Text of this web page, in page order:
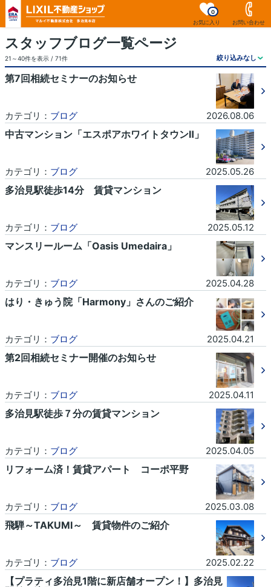
お気に入り
0
お問い合わせ
スタッフブログ一覧ページ
21～40件を表示 / 71件
第7回相続セミナーのお知らせ
カテゴリ： ブログ 2026.08.06
中古マンション「エスポアホワイトタウンⅡ」
カテゴリ： ブログ 2025.05.26
多治見駅徒歩14分 賃貸マンション
カテゴリ： ブログ 2025.05.12
マンスリールーム「Oasis Umedaira」
カテゴリ： ブログ 2025.04.28
はり・きゅう院「Harmony」さんのご紹介
カテゴリ： ブログ 2025.04.21
第2回相続セミナー開催のお知らせ
カテゴリ： ブログ 2025.04.11
多治見駅徒歩７分の賃貸マンション
カテゴリ： ブログ 2025.04.05
リフォーム済！賃貸アパート コーポ平野
カテゴリ： ブログ 2025.03.08
飛騨～TAKUMI～ 賃貸物件のご紹介
カテゴリ： ブログ 2025.02.22
【プラティ多治見1階に新店舗オープン！】多治見